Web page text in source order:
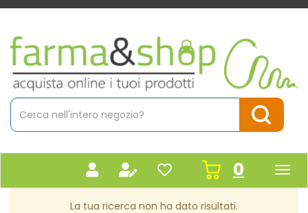
Passa
contenuto
principale
Farmacia
Massaro
Cerca
Prodotto
Cerca
0inseriti
La tua ricerca non ha dato risultati.